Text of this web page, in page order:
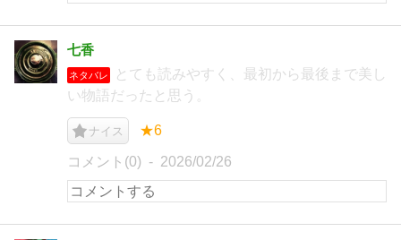
七香
ネタバレ
とても読みやすく、最初から最後まで美し
い物語だったと思う。
ナイス ★6
コメント(0) 2026/02/26